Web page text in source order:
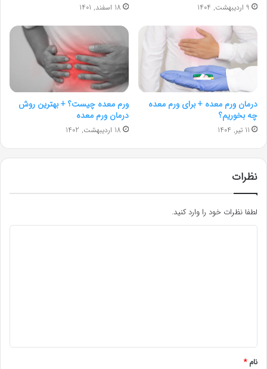
9 اردیبهشت, 1404 18 اسفند, 1401
درمان ورم معده + برای ورم معده
چه بخوریم؟
11 تیر, 1404
ورم معده چیست؟ + بهترین روش
درمان ورم معده
18 اردیبهشت, 1402
نظرات
لطفا نظرات خود را وارد کنید.
نام*